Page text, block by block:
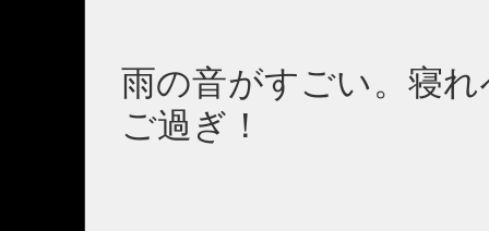
雨の音がすごい。寝
ご過ぎ！